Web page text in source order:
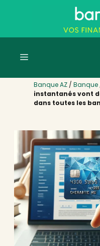
Menu
Banque AZ /Banque
instantanés vont
dans toutes les